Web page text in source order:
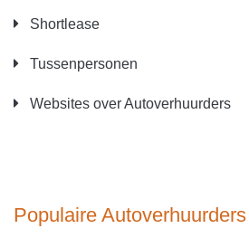
Shortlease
Tussenpersonen
Websites over Autoverhuurders
Populaire Autoverhuurders